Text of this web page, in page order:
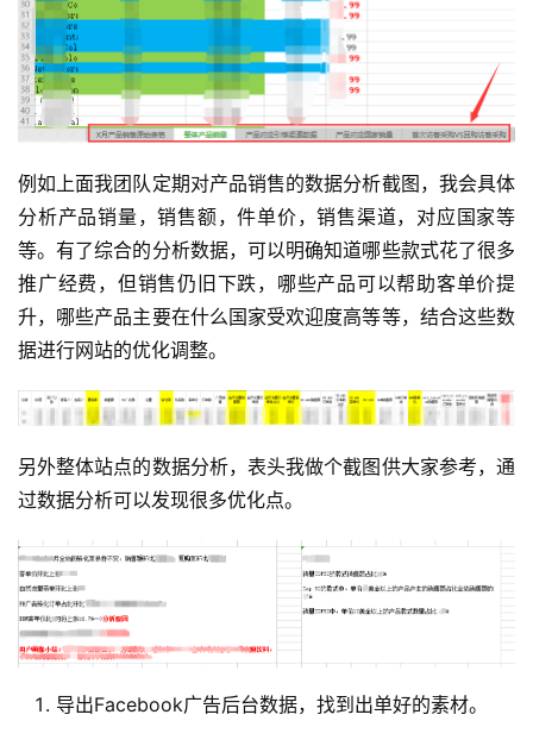
例如上面我团队定期对产品销售的数据分析截图，我会具体
分析产品销量，销售额，件单价，销售渠道，对应国家等
等。有了综合的分析数据，可以明确知道哪些款式花了很多
推广经费，但销售仍旧下跌，哪些产品可以帮助客单价提
升，哪些产品主要在什么国家受欢迎度高等等，结合这些数
据进行网站的优化调整。
另外整体站点的数据分析，表头我做个截图供大家参考，通
过数据分析可以发现很多优化点。
导出Facebook广告后台数据，找到出单好的素材。